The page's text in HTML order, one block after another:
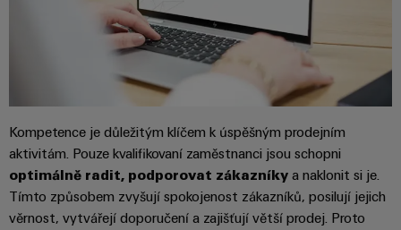
energetickou
transformaci
Výrobci
Inovativní
řešení
konektivity
pro
zařízení
Automatické
stroje
Software
Štítky
značení
Průmyslové
tiskárny
Kompetence je důležitým klíčem k úspěšným prodejním
aktivitám. Pouze kvalifikovaní zaměstnanci jsou schopni
optimálně radit, podporovat zákazníky a naklonit si je.
Tímto způsobem zvyšují spokojenost zákazníků, posilují jejich
věrnost, vytvářejí doporučení a zajišťují větší prodej. Proto